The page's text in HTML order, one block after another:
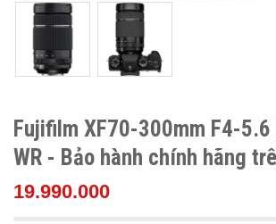
Fujifilm XF70-300mm F4-5.6
WR - Bảo hành chính hãng
19.990.000